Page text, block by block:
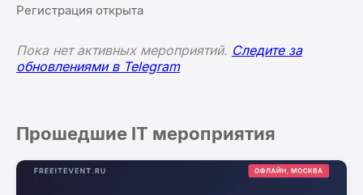
Регистрация открыта
Пока нет активных мероприятий. Следите за
обновлениями в Telegram
Прошедшие IT мероприятия